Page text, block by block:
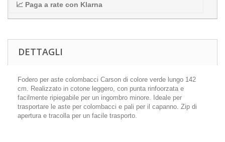
📈 Paga a rate con Klarna
DETTAGLI
Fodero per aste colombacci Carson di colore verde lungo 142
cm. Realizzato in cotone leggero, con punta rinfoorzata e
facilmente ripiegabile per un ingombro minore. Ideale per
trasportare le aste per colombacci e pali per il capanno. Zip di
apertura e tracolla per un facile trasporto.